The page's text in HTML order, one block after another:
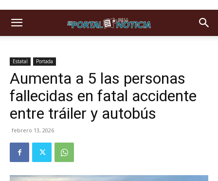
Estatal Portada
Aumenta a 5 las personas
fallecidas en fatal accidente
entre tráiler y autobús
febrero 13, 2026